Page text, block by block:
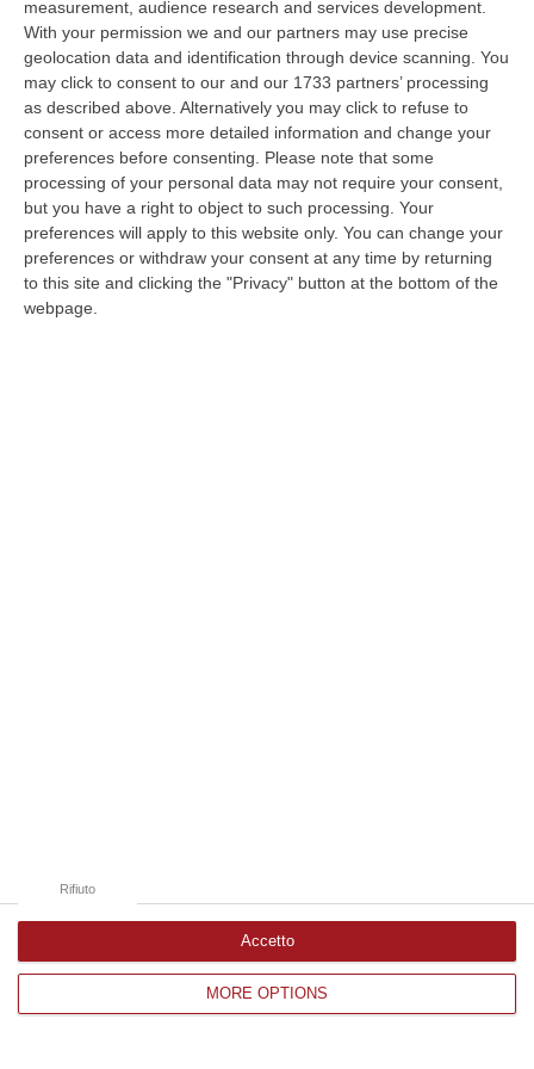
measurement, audience research and services development.
With your permission we and our partners may use precise
geolocation data and identification through device scanning. You
may click to consent to our and our 1733 partners’ processing
as described above. Alternatively you may click to refuse to
consent or access more detailed information and change your
preferences before consenting.
Please note that some
processing of your personal data may not require your consent,
but you have a right to object to such processing. Your
preferences will apply to this website only. You can change your
preferences or withdraw your consent at any time by returning
to this site and clicking the "Privacy" button at the bottom of the
webpage.
MORE OPTIONS
Rifiuto
Accetto
07 Agosto, 22:02
Renzi: «Conte? Sarebbe Delittuoso Vannaccizzare La Coalizione»
“ROMA «Conte sta giocando la sua partita, vedremo se le primarie si
faranno, quando e con che formato, se a due Conte-Schlein o se ci
sarann…
07 Agosto, 21:35
Meteo, Altri 10 Giorni Di Caldo Estremo
“ROMA La tregua varrà fino a domani: dopo il record di ieri con il bollino
rosso per tutte le 27 città monitorate e oggi con 26 allerte mass…
07 Agosto, 20:33
Corriere delle Calabria è una testata giornalistica di News&Com S.r.l